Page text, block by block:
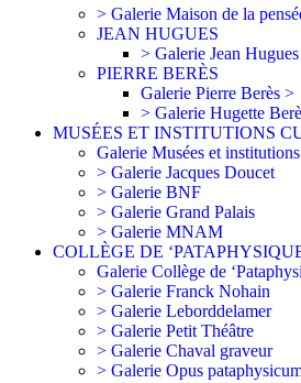
> Galerie Maison de la
JEAN HUGUES
> Galerie Jean Hugues
PIERRE BERÈS
Galerie Pierre Berès >
> Galerie Hugette
MUSÉES ET INSTITUTIONS
Galerie Musées et
> Galerie Jacques Doucet
> Galerie BNF
> Galerie Grand Palais
> Galerie MNAM
COLLÈGE DE
Galerie Collège de
> Galerie Franck Nohain
> Galerie Leborddelamer
> Galerie Petit Théâtre
> Galerie Chaval graveur
> Galerie Opus